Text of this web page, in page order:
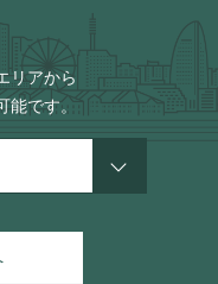
リアから
能です。